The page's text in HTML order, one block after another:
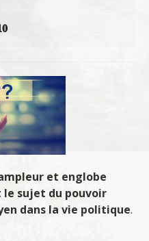
et englobe
sujet du pouvoir
dans la vie politique.